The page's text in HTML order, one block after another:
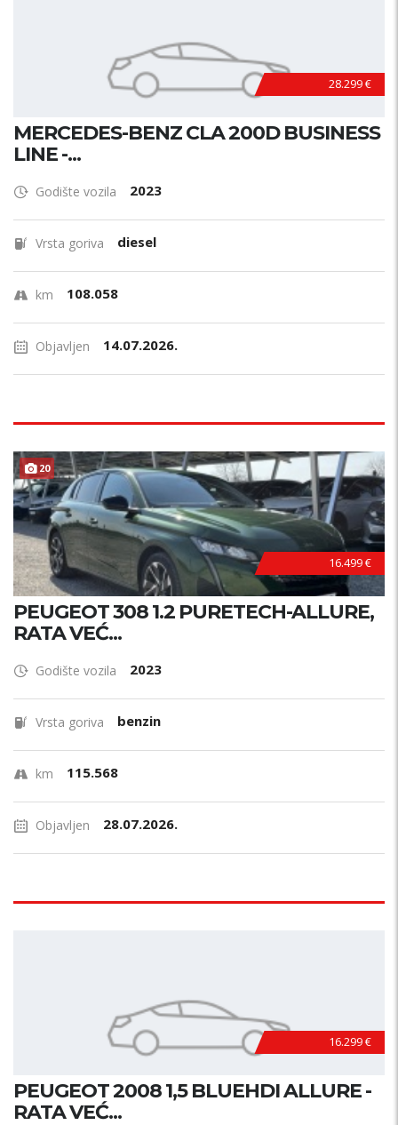
28.299 €
MERCEDES-BENZ CLA 200D BUSINESS
LINE -...
Godište vozila 2023
Vrsta goriva diesel
km 108.058
Objavljen 14.07.2026.
20
16.499 €
PEUGEOT 308 1.2 PURETECH-ALLURE,
RATA VEĆ...
Godište vozila 2023
Vrsta goriva benzin
km 115.568
Objavljen 28.07.2026.
16.299 €
PEUGEOT 2008 1,5 BLUEHDI ALLURE -
RATA VEĆ...